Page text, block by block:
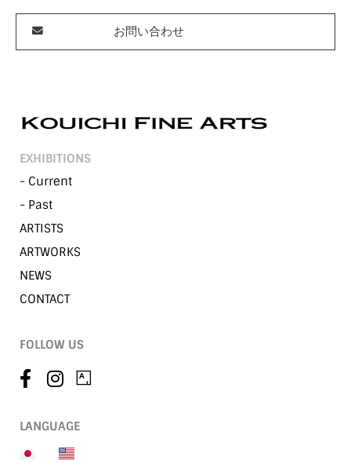
お問い合わせ
EXHIBITIONS
- Current
- Past
ARTISTS
ARTWORKS
NEWS
CONTACT
FOLLOW US
LANGUAGE